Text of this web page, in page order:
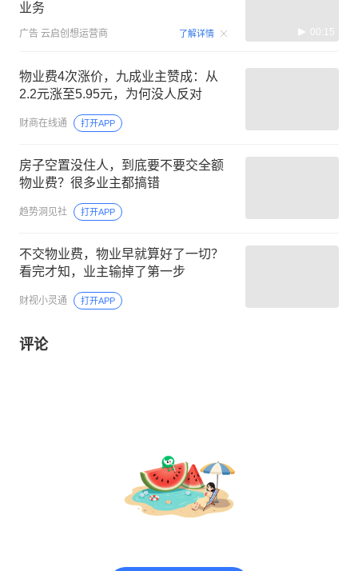
业务
广告 云启创想运营商 了解详情 00:15
物业费4次涨价，九成业主赞成：从
2.2元涨至5.95元，为何没人反对
财商在线通 打开APP
房子空置没住人，到底要不要交全额
物业费？很多业主都搞错
趋势洞见社 打开APP
不交物业费，物业早就算好了一切？
看完才知，业主输掉了第一步
财视小灵通 打开APP
评论